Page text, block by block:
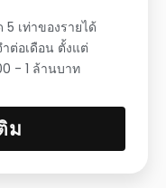
5 เท่าของรายได้
ต่อเดือน ตั้งแต่
- 1 ล้านบาท
ม